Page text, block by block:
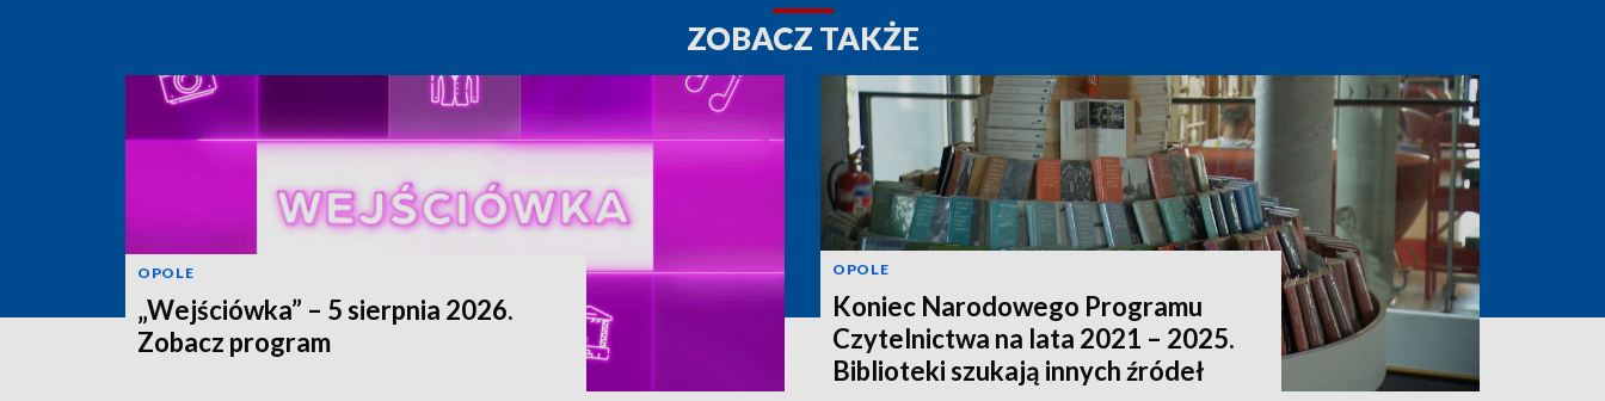
ZOBACZ TAKŻE
OPOLE
„Wejściówka” – 5 sierpnia 2026.
Zobacz program
OPOLE
Koniec Narodowego Programu
Czytelnictwa na lata 2021 – 2025.
Biblioteki szukają innych źródeł